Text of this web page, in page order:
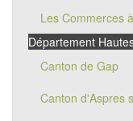
Les Commerces
Département
Canton de Gap
Canton d'Aspres